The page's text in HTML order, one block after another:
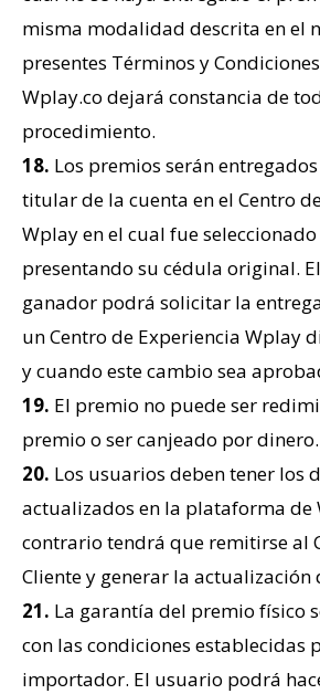
misma modalidad descrita en el
presentes Términos y
Wplay.co dejará constancia de
procedimiento.
18. Los premios serán
titular de la cuenta en el Centro
Wplay en el cual fue
presentando su cédula original.
ganador podrá solicitar la
un Centro de Experiencia Wplay
y cuando este cambio sea
19. El premio no puede ser
premio o ser canjeado por dinero.
20. Los usuarios deben tener los
actualizados en la plataforma de
contrario tendrá que remitirse al
Cliente y generar la actualización
21. La garantía del premio físico
con las condiciones establecidas
importador. El usuario podrá